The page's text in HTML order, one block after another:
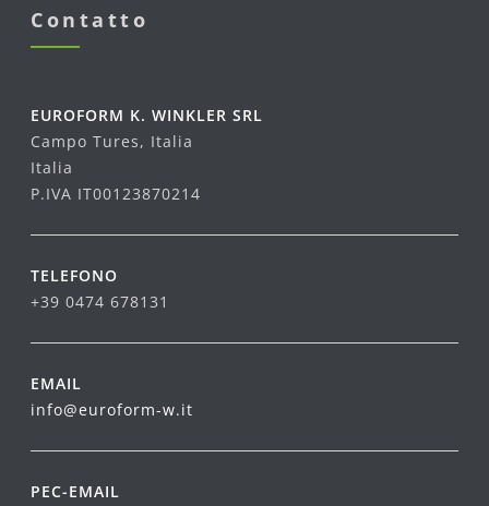
Contatto
EUROFORM K. WINKLER SRL
Campo Tures, Italia
Italia
P.IVA IT00123870214
TELEFONO
+39 0474 678131
EMAIL
info@euroform-w.it
PEC-EMAIL